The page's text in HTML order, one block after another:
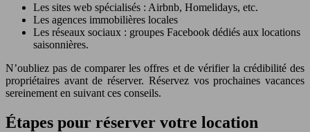
Les sites web spécialisés : Airbnb, Homelidays, etc.
Les agences immobilières locales
Les réseaux sociaux : groupes Facebook dédiés aux locations
saisonnières.
N’oubliez pas de comparer les offres et de vérifier la crédibilité des
propriétaires avant de réserver. Réservez vos prochaines vacances
sereinement en suivant ces conseils.
Étapes pour réserver votre location